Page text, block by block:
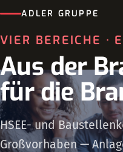
ADLER GRUPPE
VIER BEREICHE ·
Aus der
für die
HSEE- und
Großvorhaben —